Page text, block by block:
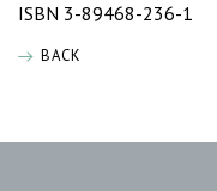
ISBN 3-89468-236-1
BACK